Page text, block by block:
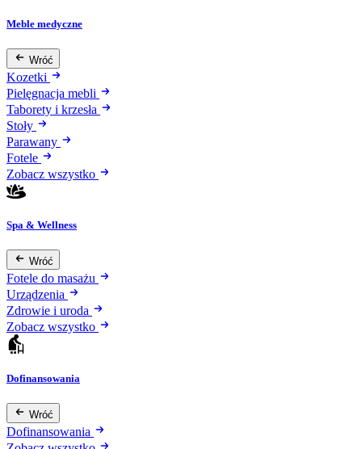
Meble medyczne
Wróć
Kozetki
Pielęgnacja mebli
Taborety i krzesła
Stoły
Parawany
Fotele
Zobacz wszystko
Spa & Wellness
Wróć
Fotele do masażu
Urządzenia
Zdrowie i uroda
Zobacz wszystko
Dofinansowania
Wróć
Dofinansowania